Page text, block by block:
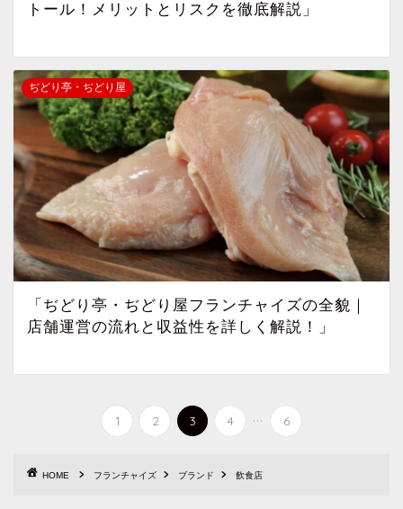
トール！メリットとリスクを徹底解説」
ぢどり亭・ぢどり屋
「ぢどり亭・ぢどり屋フランチャイズの全貌｜
店舗運営の流れと収益性を詳しく解説！」
1 2 3 4 ... 6
HOME フランチャイズ ブランド 飲食店